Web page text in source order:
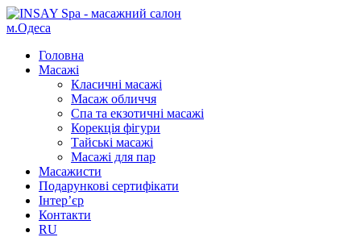
Головна
Масажі
Класичні масажі
Масаж обличчя
Спа та екзотичні масажі
Корекція фігури
Тайські масажі
Масажі для пар
Масажисти
Подарункові сертифікати
Інтер’єр
Контакти
RU